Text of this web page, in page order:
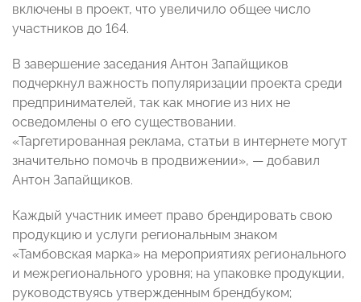
включены в проект, что увеличило общее число
участников до 164.
В завершение заседания Антон Запайщиков
подчеркнул важность популяризации проекта среди
предпринимателей, так как многие из них не
осведомлены о его существовании.
«Таргетированная реклама, статьи в интернете могут
значительно помочь в продвижении», — добавил
Антон Запайщиков.
Каждый участник имеет право брендировать свою
продукцию и услуги региональным знаком
«Тамбовская марка» на мероприятиях регионального
и межрегионального уровня; на упаковке продукции,
руководствуясь утвержденным брендбуком;